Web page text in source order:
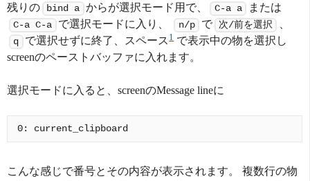
残りの bind a からが選択モード用で、 C-a a または
C-a C-a で選択モードに入り、 n/p で 次/前を選択
q で選択せずに終了、スペース1 で表示中の物を選択し
screenのペーストバッファに入れます。
選択モードに入ると、screenのMessage lineに
こんな感じで番号とその内容が表示されます。 複数行の物